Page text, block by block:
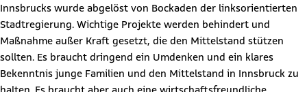
Innsbrucks wurde abgelöst von Bockaden der linksorientierten
Stadtregierung. Wichtige Projekte werden behindert und
Maßnahme außer Kraft gesetzt, die den Mittelstand stützen
sollten. Es braucht dringend ein Umdenken und ein klares
Bekenntnis junge Familien und den Mittelstand in Innsbruck zu